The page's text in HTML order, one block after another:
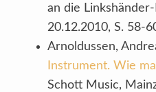
an die
20.12.2010, S. 58-
Arnoldussen,
Instrument. Wie
Schott Music,